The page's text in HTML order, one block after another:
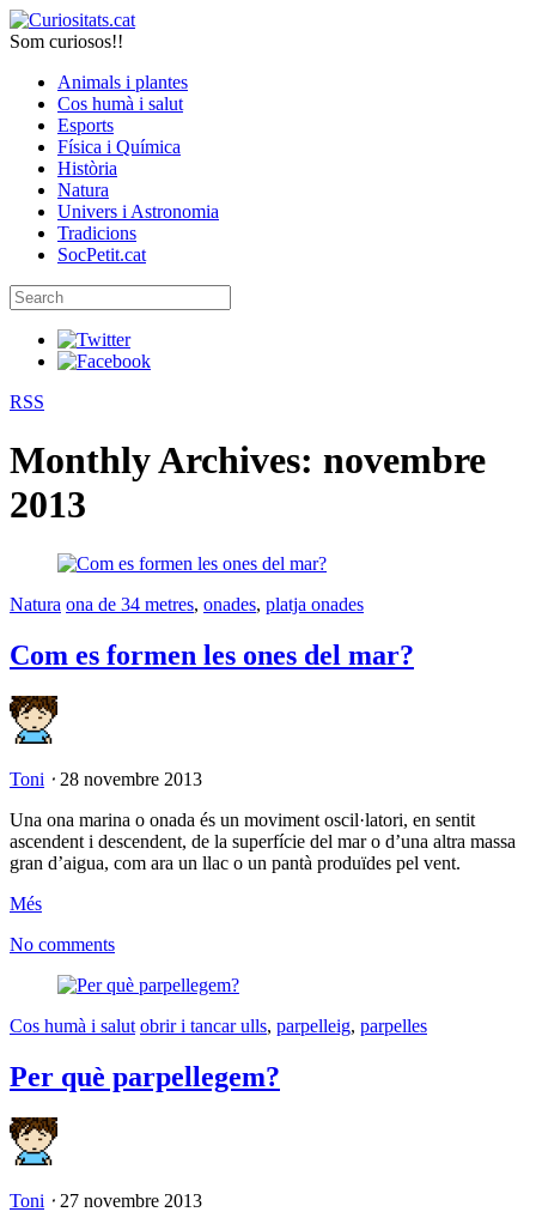
Som curiosos!!
Animals i plantes
Cos humà i salut
Esports
Física i Química
Història
Natura
Univers i Astronomia
Tradicions
SocPetit.cat
RSS
Monthly Archives: novembre
2013
Natura ona de 34 metres, onades, platja onades
Com es formen les ones del mar?
Toni ⋅ 28 novembre 2013
Una ona marina o onada és un moviment oscil·latori, en sentit
ascendent i descendent, de la superfície del mar o d’una altra massa
gran d’aigua, com ara un llac o un pantà produïdes pel vent.
Més
No comments
Cos humà i salut obrir i tancar ulls, parpelleig, parpelles
Per què parpellegem?
Toni ⋅ 27 novembre 2013